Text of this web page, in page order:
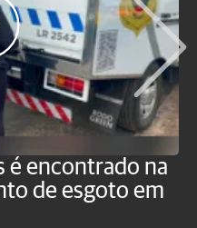
é encontrado na
de esgoto em